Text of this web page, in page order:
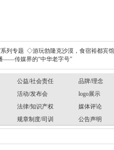
列专题 ◇游玩勃隆克沙漠，食宿裕都宾馆
——传媒界的“中华老字号”
公益/社会责任
品牌/理念
活动/发布会
logo展示
法律/知识产权
媒体评论
规章制度/司训 公告声明